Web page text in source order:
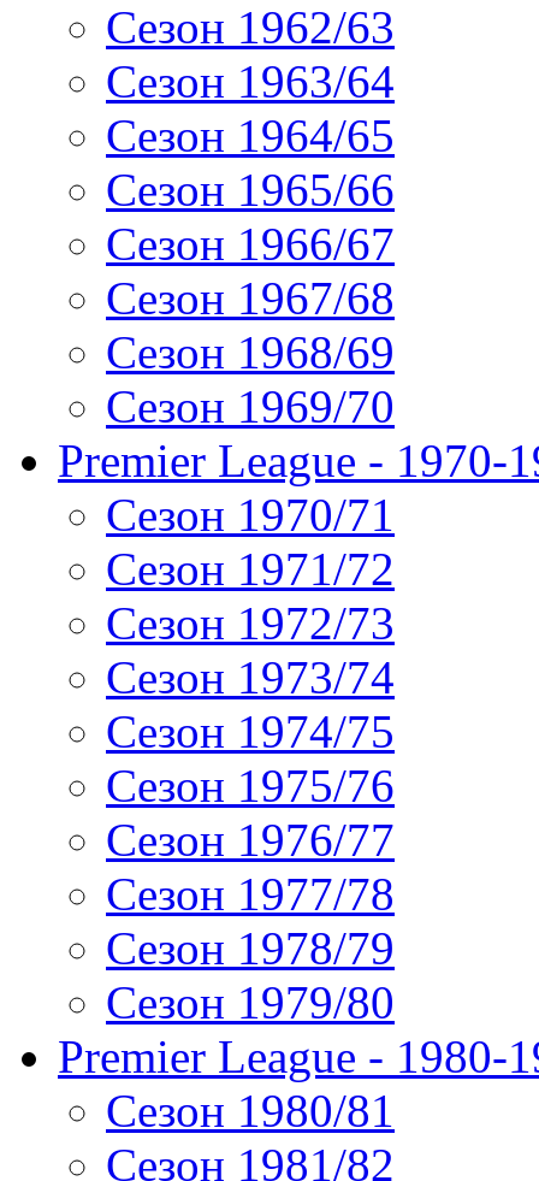
Сезон 1962/63
Сезон 1963/64
Сезон 1964/65
Сезон 1965/66
Сезон 1966/67
Сезон 1967/68
Сезон 1968/69
Сезон 1969/70
Premier League - 1970-
Сезон 1970/71
Сезон 1971/72
Сезон 1972/73
Сезон 1973/74
Сезон 1974/75
Сезон 1975/76
Сезон 1976/77
Сезон 1977/78
Сезон 1978/79
Сезон 1979/80
Premier League - 1980-
Сезон 1980/81
Сезон 1981/82